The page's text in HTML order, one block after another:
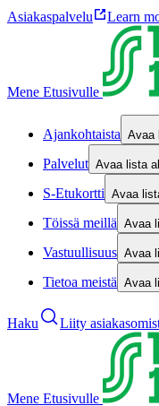
Asiakaspalvelu Learn
Mene Etusivulle
Ajankohtaista Avaa
Palvelut Avaa lista
S-Etukortti Avaa
Töissä meillä Avaa
Vastuullisuus Avaa
Tietoa meistä Avaa
Haku Liity
Mene Etusivulle